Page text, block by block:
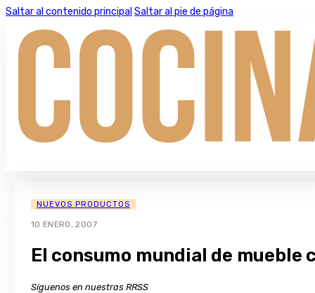
Saltar al contenido principal Saltar al pie de página
NUEVOS PRODUCTOS
10 ENERO, 2007
El consumo mundial de mueble
Síguenos en nuestras RRSS